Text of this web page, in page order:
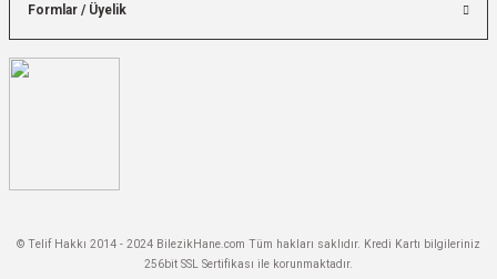
Formlar / Üyelik
© Telif Hakkı 2014 - 2024 BilezikHane.com Tüm hakları saklıdır. Kredi Kartı bilgileriniz
256bit SSL Sertifikası ile korunmaktadır.